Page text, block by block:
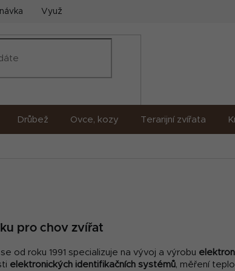
Využití umělé inteligence (AI)
Drůbež Ovce, kozy Terarijní zvířata
pro chov zvířat
od roku 1991 specializuje na vývoj a výrobu
elektronických identifikačních systémů, měření